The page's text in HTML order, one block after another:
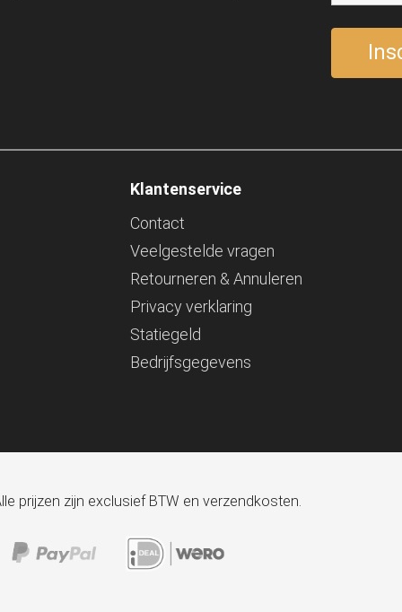
Klantenservice
Contact
Veelgestelde vragen
Retourneren & Annuleren
Privacy verklaring
Statiegeld
Bedrijfsgegevens
prijzen zijn exclusief BTW en verzendkosten.